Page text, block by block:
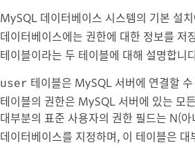
MySQL 데이터베이스 시스템의 기본 설
데이터베이스에는 권한에 대한 정보를 저
테이블이라는 두 테이블에 대해 설명합니
user 테이블은 MySQL 서버에 연결할
테이블의 권한은 MySQL 서버에 있는 모
대부분의 표준 사용자의 권한 필드는 N(
데이터베이스를 지정하며, 이 테이블은